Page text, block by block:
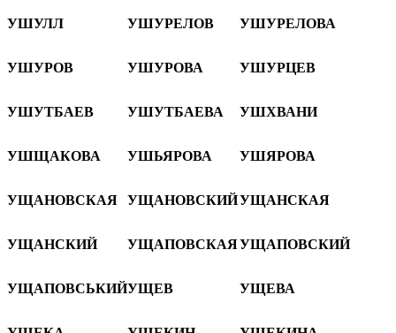
УШУЛЛ УШУРЕЛОВ УШУРЕЛОВА
УШУРОВ УШУРОВА УШУРЦЕВ
УШУТБАЕВ УШУТБАЕВА УШХВАНИ
УШЩАКОВА УШЬЯРОВА УШЯРОВА
УЩАНОВСКАЯ УЩАНОВСКИЙУЩАНСКАЯ
УЩАНСКИЙ УЩАПОВСКАЯУЩАПОВСКИЙ
УЩАПОВСЬКИЙУЩЕВ УЩЕВА